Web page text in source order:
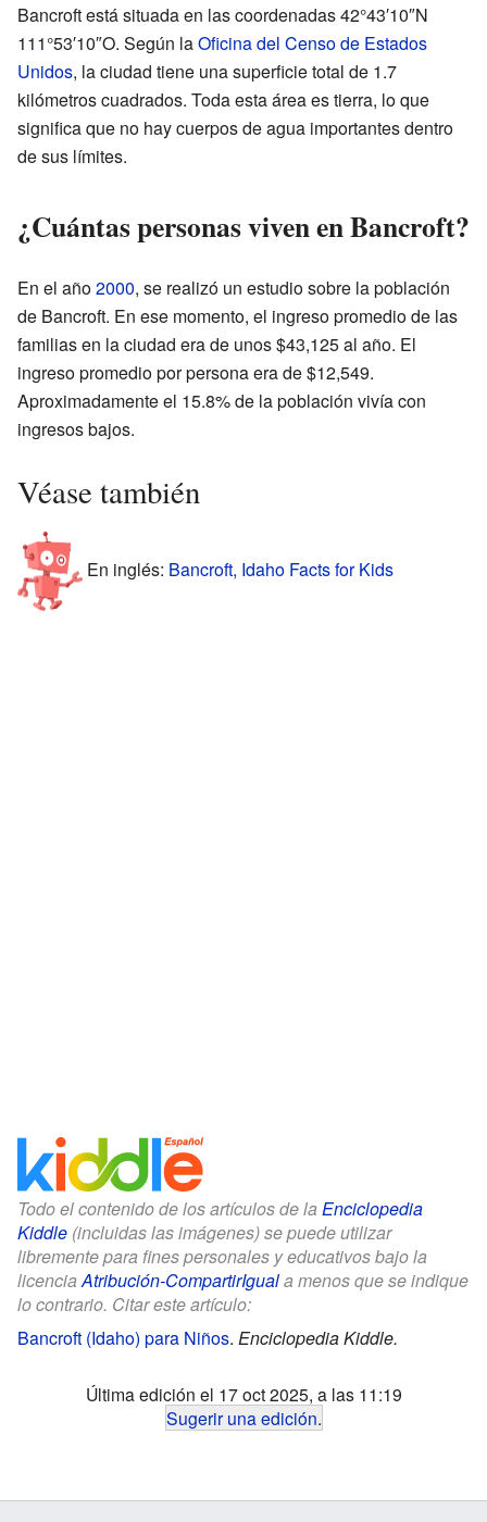
Bancroft está situada en las coordenadas 42°43′10″N
111°53′10″O. Según laOficina del Censo de Estados
Unidos, la ciudad tiene una superficie total de 1.7
kilómetros cuadrados. Toda esta área es tierra, lo que
significa que no hay cuerpos de agua importantes dentro
de sus límites.
¿Cuántas personas viven en Bancroft?
En el año2000, se realizó un estudio sobre la población
de Bancroft. En ese momento, el ingreso promedio de las
familias en la ciudad era de unos $43,125 al año. El
ingreso promedio por persona era de $12,549.
Aproximadamente el 15.8% de la población vivía con
ingresos bajos.
Véase también
En inglés: Bancroft, Idaho Facts for Kids
Todo el contenido de los artículos de la Enciclopedia
Kiddle (incluidas las imágenes) se puede utilizar
libremente para fines personales y educativos bajo la
licenciaAtribución-CompartirIguala menos que se indique
lo contrario. Citar este artículo:
Bancroft (Idaho) para Niños. Enciclopedia Kiddle.
Última edición el 17 oct 2025, a las 11:19
Sugerir una edición.